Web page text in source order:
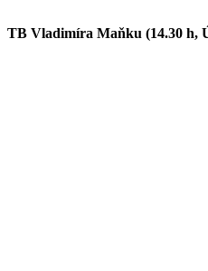
TB Vladimíra Maňku (14.30 h,